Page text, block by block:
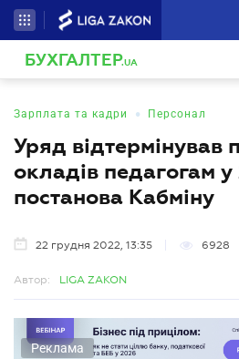
БУХГАЛТЕР.UA
Зарплата та кадри • Персонал
Уряд відтермінував
окладів педагогам
постанова Кабміну
22 грудня 2022, 13:35 6928
Автор: LIGA ZAKON
Реклама